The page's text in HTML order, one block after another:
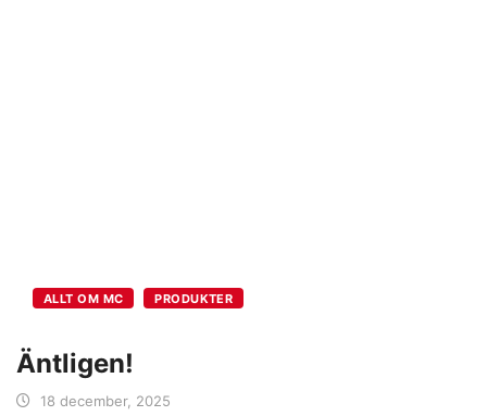
ALLT OM MC PRODUKTER
Äntligen!
18 december, 2025